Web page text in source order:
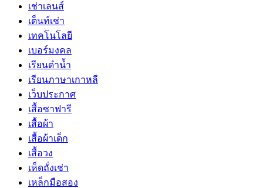
เช่าเลนส์
เต็นท์เช่า
เทคโนโลยี
เบอร์มงคล
เรียนดำน้ำ
เรียนภาษาเกาหลี
เว็บประกาศ
เสื้อซาฟารี
เสื้อผ้า
เสื้อผ้าเด็ก
เสื้อวง
เห็ดถั่งเช่า
เหล็กมือสอง